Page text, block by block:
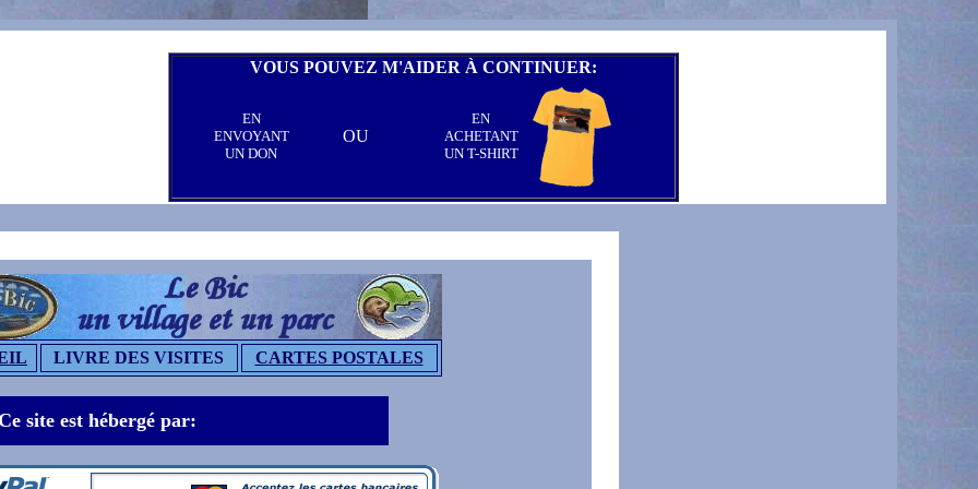
VOUS POUVEZ M'AIDER À CONTINUER:
EN
ENVOYANT
UN DON
OU
EN
ACHETANT
UN T-SHIRT
LIVRE DES VISITES CARTES POSTALES
site est hébergé par: